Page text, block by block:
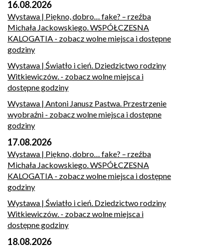
16.08.2026
Wystawa | Piękno, dobro… fake? – rzeźba
Michała Jackowskiego. WSPÓŁCZESNA
KALOGATIA - zobacz wolne miejsca i dostępne
godziny
Wystawa | Światło i cień. Dziedzictwo rodziny
Witkiewiczów. - zobacz wolne miejsca i
dostępne godziny
Wystawa | Antoni Janusz Pastwa. Przestrzenie
wyobraźni - zobacz wolne miejsca i dostępne
godziny
17.08.2026
Wystawa | Piękno, dobro… fake? – rzeźba
Michała Jackowskiego. WSPÓŁCZESNA
KALOGATIA - zobacz wolne miejsca i dostępne
godziny
Wystawa | Światło i cień. Dziedzictwo rodziny
Witkiewiczów. - zobacz wolne miejsca i
dostępne godziny
18.08.2026